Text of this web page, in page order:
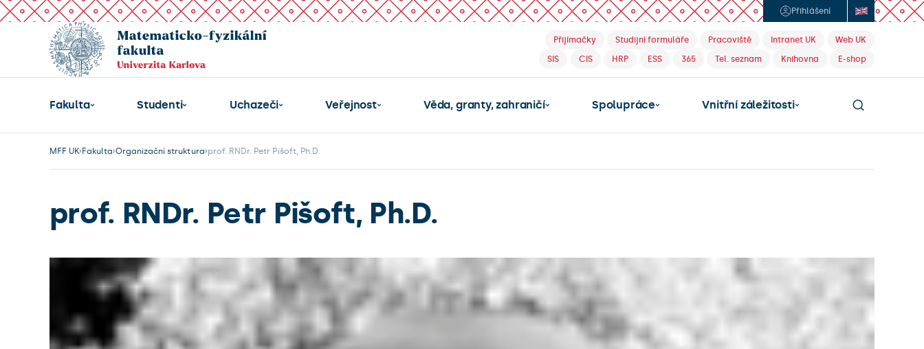
Přihlášení
Přijímačky Studijní formuláře Pracoviště Intranet UK
Web UK
SIS
CIS HRP ESS 365 Tel. seznam Knihovna E-shop
Fakulta Studenti Uchazeči Veřejnost Věda, granty, zahraničí Spolupráce Vnitřní záležitosti
MFF UK Fakulta Organizační struktura prof. RNDr. Petr Pišoft, Ph.D.
prof. RNDr. Petr Pišoft, Ph.D.